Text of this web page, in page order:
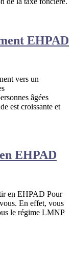
EHPAD
vers un
âgées
est croissante et
EHPAD
en EHPAD Pour
En effet, vous
le régime LMNP